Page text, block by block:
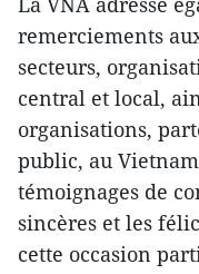
remerciements
secteurs,
central et local,
organisations,
public, au
témoignages de
sincères et les
cette occasion